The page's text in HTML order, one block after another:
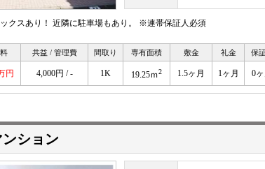
クスあり！ 近隣に駐車場もあり。 ※連帯保証人必須
共益 / 管理費 間取り 専有面積 敷金 礼金 保
円 4,000円 / - 1K 19.25ｍ2 1.5ヶ月 1ヶ月 0
ション